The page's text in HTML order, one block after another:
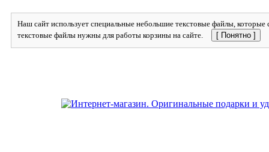
Наш сайт использует специальные небольшие текстовые файлы,
текстовые файлы нужны для работы корзины на сайте.
[ Понятно ]